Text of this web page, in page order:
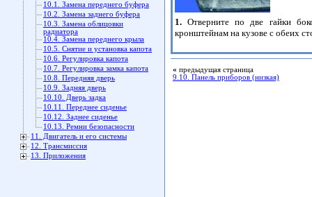
10.1. Замена переднего буфера
10.2. Замена заднего буфера
10.3. Замена облицовки
радиатора
10.4. Замена переднего крыла
10.5. Cнятие и установка капота
10.6. Регулировка капота
10.7. Регулировка замка капота
10.8. Передняя дверь
10.9. Задняя дверь
10.10. Дверь задка
10.11. Переднее сиденье
10.12. Заднее сиденье
10.13. Ремни безопасности
11. Двигатель и его системы
12. Трансмиссия
13. Приложения
1.Отверните по две гайки
кронштейнам на кузове с обеих
« предыдущая страница
9.10. Панель приборов (низкая)